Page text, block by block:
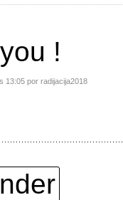
!
13:05 por radijacija2018